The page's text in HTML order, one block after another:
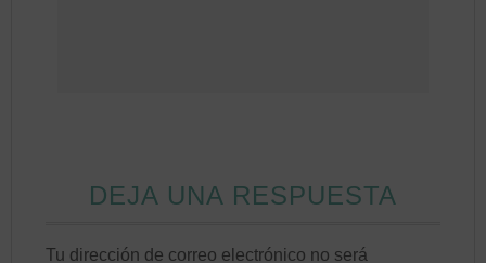
DEJA UNA RESPUESTA
Tu dirección de correo electrónico no será